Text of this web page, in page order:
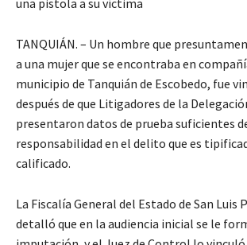
una pistola a su víctima
TANQUIÁN. – Un hombre que
a una mujer que se encontraba en
municipio de Tanquián de Escobedo, fue
después de que Litigadores de la
presentaron datos de prueba suficientes
responsabilidad en el delito que es
calificado.
La Fiscalía General del Estado de San Luis
detalló que en la audiencia inicial se le